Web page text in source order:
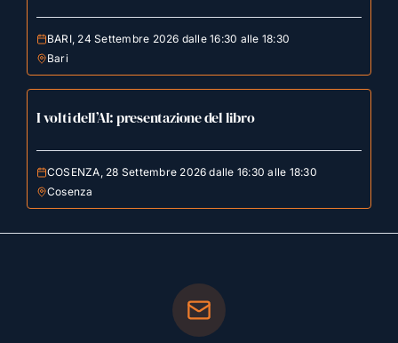
BARI, 24 Settembre 2026 dalle 16:30 alle 18:30
Bari
I volti dell’AI: presentazione del libro
COSENZA, 28 Settembre 2026 dalle 16:30 alle 18:30
Cosenza